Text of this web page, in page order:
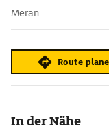
Meran
Route
In der Nähe